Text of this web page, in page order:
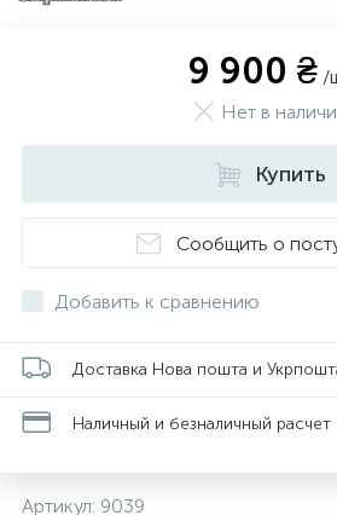
9 900 ₴ /
Нет в
Купить
Сообщить о
Добавить к сравнению
Доставка Нова пошта и
Наличный и безналичный расчет
Артикул: 9039